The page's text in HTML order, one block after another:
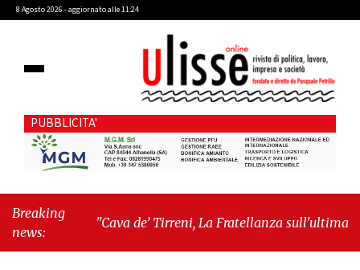
8 Agosto 2026 - aggiornato alle 11:24
PUBBLICITA'
Breaking
news:
"Cava de’ Tirreni, La Fratellanza sull'ultima seduta